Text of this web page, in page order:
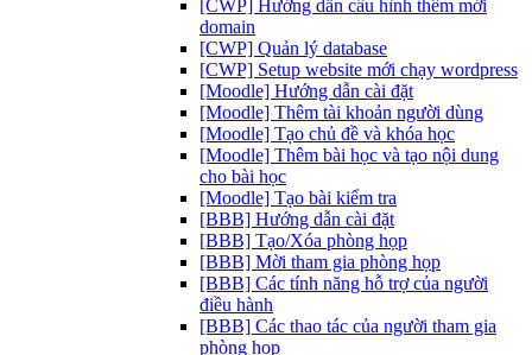
[CWP] Hướng dẫn cấu hình thêm mới
domain
[CWP] Quản lý database
[CWP] Setup website mới chạy wordpress
[Moodle] Hướng dẫn cài đặt
[Moodle] Thêm tài khoản người dùng
[Moodle] Tạo chủ đề và khóa học
[Moodle] Thêm bài học và tạo nội dung
cho bài học
[Moodle] Tạo bài kiểm tra
[BBB] Hướng dẫn cài đặt
[BBB] Tạo/Xóa phòng họp
[BBB] Mời tham gia phòng họp
[BBB] Các tính năng hỗ trợ của người
điều hành
[BBB] Các thao tác của người tham gia
phòng họp